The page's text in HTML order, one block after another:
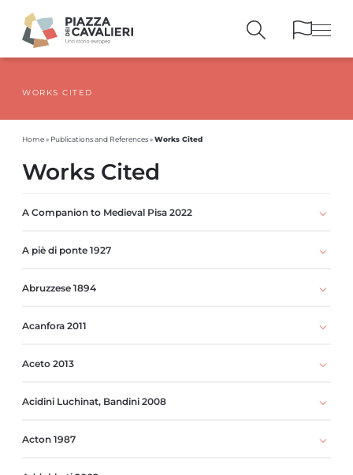
PUBLICATIONSAND REFERENCES
WORKS CITED
Home» Publications and References»Works Cited
Works Cited
A Companion to Medieval Pisa 2022
A piè di ponte 1927
Abruzzese 1894
Acanfora 2011
Aceto 2013
Acidini Luchinat, Bandini 2008
Acton 1987